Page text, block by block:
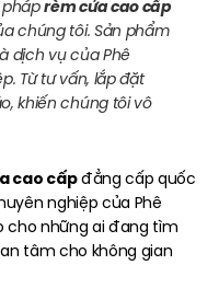
pháprèm cửa cao cấp
chúng tôi. Sản phẩm
dịch vụ của Phê
Từ tư vấn, lắp đặt
khiến chúng tôi vô
cao cấpđẳng cấp quốc
nghiệp của Phê
cho những ai đang tìm
tâm cho không gian